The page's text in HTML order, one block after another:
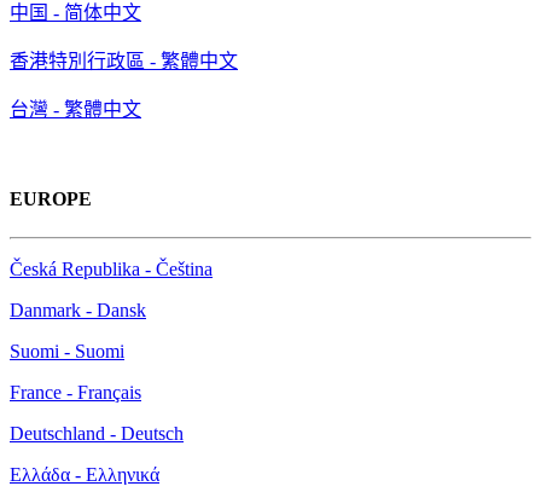
中国 - 简体中文
香港特別行政區 - 繁體中文
台灣 - 繁體中文
EUROPE
Česká Republika - Čeština
Danmark - Dansk
Suomi - Suomi
France - Français
Deutschland - Deutsch
Ελλάδα - Ελληνικά